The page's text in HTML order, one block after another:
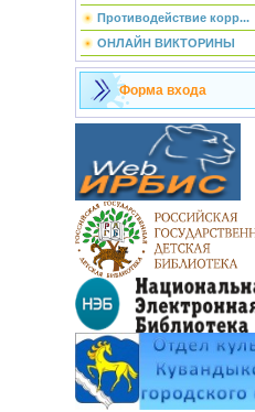
Противодействие корр...
ОНЛАЙН ВИКТОРИНЫ
Форма входа